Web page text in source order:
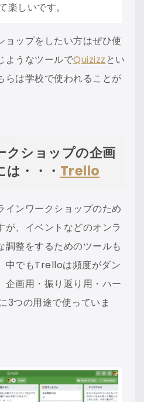
楽しいです。
ョップをしたい方はぜひ使
ようなツールでQuizizz とい
らは学校で使われることが
クショップの企画
・・・ Trello
インワークショップのため
が、イベントなどのオンラ
調整をするためのツールも
中でもTrelloは頻度がダン
画用・振り返り用・ハー
3つの用途で使っていま